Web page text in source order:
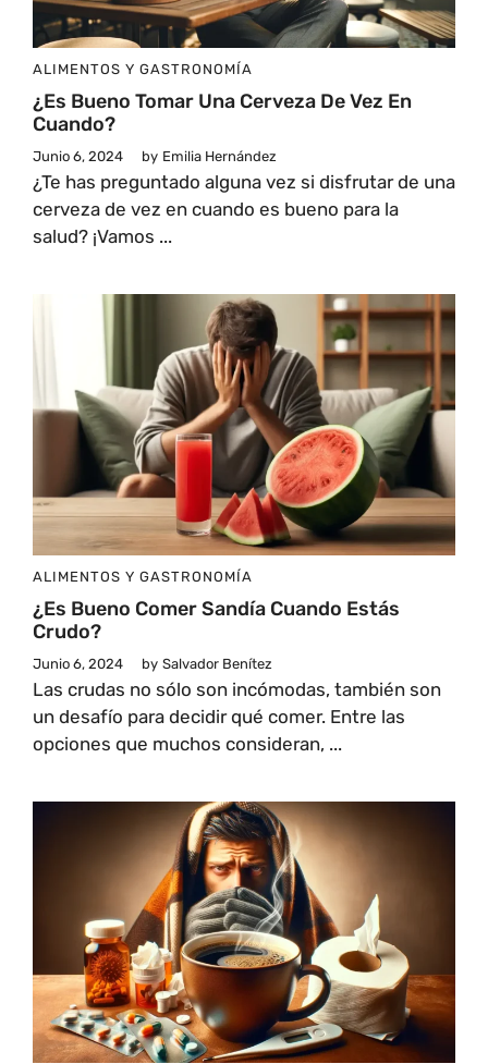
ALIMENTOS Y GASTRONOMÍA
¿Es Bueno Tomar Una Cerveza De Vez En
Cuando?
Junio 6, 2024 by Emilia Hernández
¿Te has preguntado alguna vez si disfrutar de una
cerveza de vez en cuando es bueno para la
salud? ¡Vamos ...
ALIMENTOS Y GASTRONOMÍA
¿Es Bueno Comer Sandía Cuando Estás
Crudo?
Junio 6, 2024 by Salvador Benítez
Las crudas no sólo son incómodas, también son
un desafío para decidir qué comer. Entre las
opciones que muchos consideran, ...